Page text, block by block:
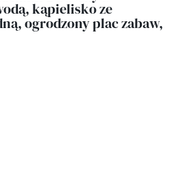
kąpielisko ze
ogrodzony plac zabaw,